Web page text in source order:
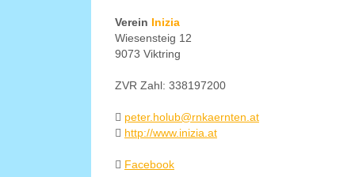
Verein Inizia
Wiesensteig 12
9073 Viktring
ZVR Zahl: 338197200
peter.holub@rnkaernten.at
http://www.inizia.at
Facebook